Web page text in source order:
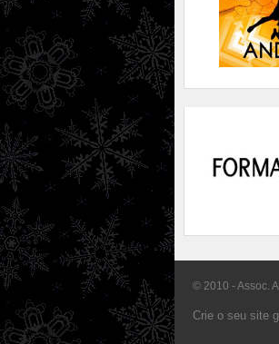
© 2010 - Assoc.
Crie o seu site